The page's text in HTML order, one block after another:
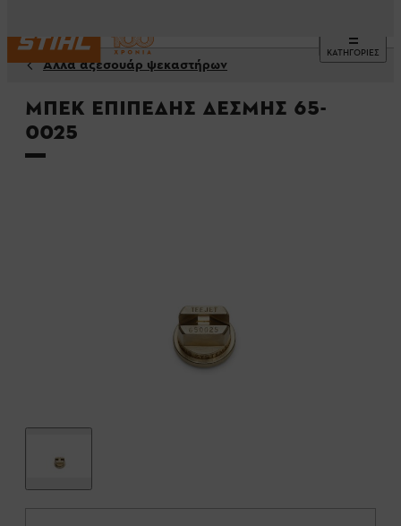
ΚΑΤΗΓΟΡΙΕΣ
Αλλα αξεσουάρ ψεκαστήρων
Μπέκ επίπεδης δέσμης 65-
0025